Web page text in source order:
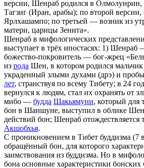
версии, Шенраб родился в
Тагзиг (Иран, арабы); по второй версии,
Ярлхашампо; по третьей — возник из
матери, царицы Зенита».
Шенраб в мифологических
выступает в трёх ипостасях: 1) Шенраб
божество-покровитель — бог-жрец
из рода Шен, в котором родился
украденный злыми духами (дрэ) и
лет, странствуя по всему Тибету; в 24
вернулся к людям, стал их охранять от
мибо — будда Шакьямуни, который для
бон в Шаншуне, выступил в облике
действий бон; Шенраб отождествляется
Акшобхья.
С проникновением в Тибет буддизма (7
обращённый бон, для которого
заимствования из буддизма. Но в
бона основные характеристики бонских